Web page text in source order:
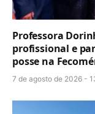
Professora
profissional e
posse na
7 de agosto de 2026 -